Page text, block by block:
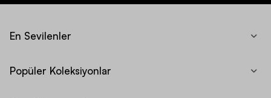
En Sevilenler
Popüler Koleksiyonlar